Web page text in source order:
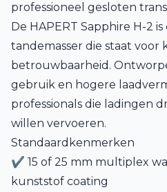
professioneel gesloten
De HAPERT Sapphire H-2
tandemasser die staat voor
betrouwbaarheid.
gebruik en hogere
professionals die ladingen
willen vervoeren.
Standaardkenmerken
✔ 15 of 25 mm multiplex
kunststof coating